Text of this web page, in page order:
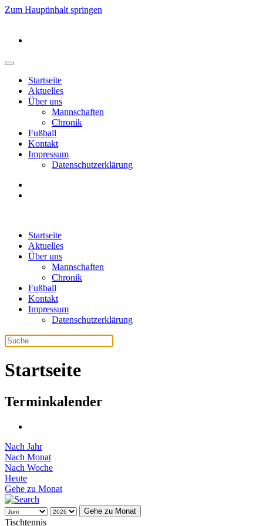
Zum Hauptinhalt springen
Startseite
Aktuelles
Über uns
Mannschaften
Chronik
Fußball
Kontakt
Impressum
Datenschutzerklärung
Startseite
Aktuelles
Über uns
Mannschaften
Chronik
Fußball
Kontakt
Impressum
Datenschutzerklärung
Startseite
Terminkalender
Nach Jahr
Nach Monat
Nach Woche
Heute
Gehe zu Monat
Gehe zu Monat
Tischtennis